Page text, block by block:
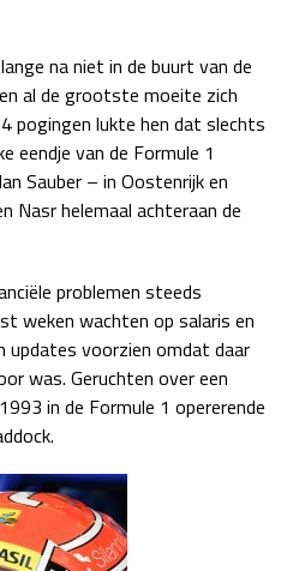
na niet in de buurt van de
al de grootste moeite zich
pogingen lukte hen dat slechts
eendje van de Formule 1
Sauber – in Oostenrijk en
Nasr helemaal achteraan de
problemen steeds
weken wachten op salaris en
updates voorzien omdat daar
was. Geruchten over een
in de Formule 1 opererende